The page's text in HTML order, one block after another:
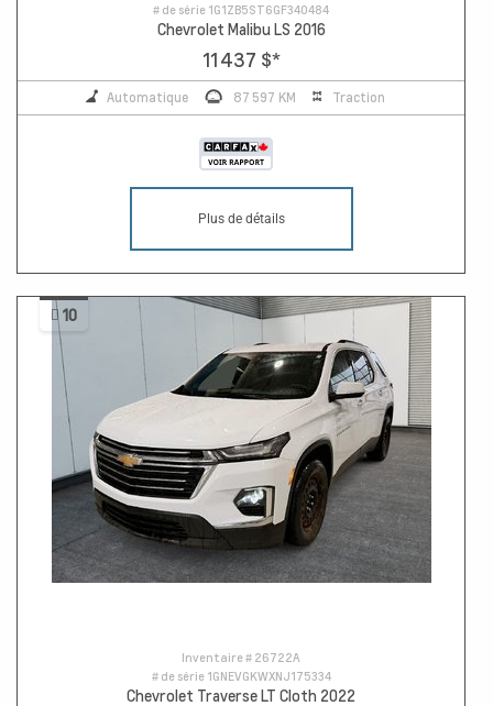
# de série 1G1ZB5ST6GF340484
Chevrolet Malibu LS 2016
11 437 $*
Automatique 87 597 KM Traction
Plus de détails
10
Inventaire # 26722A
# de série 1GNEVGKWXNJ175334
Chevrolet Traverse LT Cloth 2022